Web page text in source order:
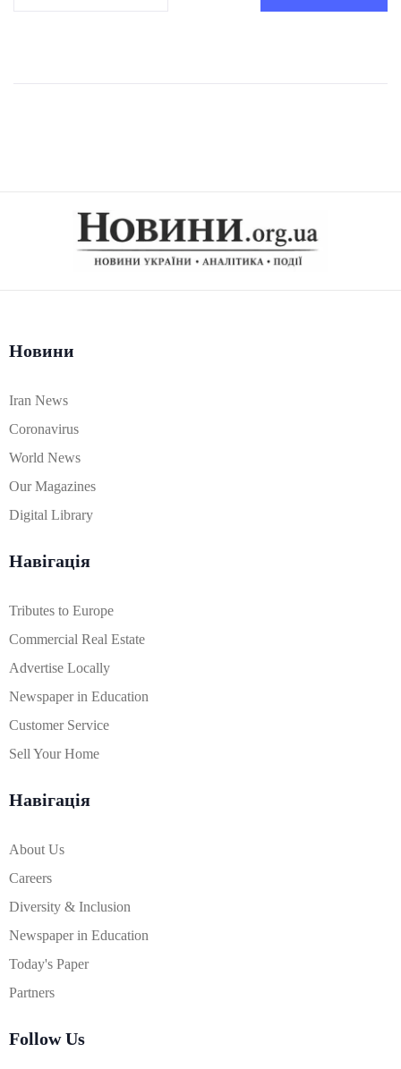
Новини
Iran News
Coronavirus
World News
Our Magazines
Digital Library
Навігація
Tributes to Europe
Commercial Real Estate
Advertise Locally
Newspaper in Education
Customer Service
Sell Your Home
Навігація
About Us
Careers
Diversity & Inclusion
Newspaper in Education
Today's Paper
Partners
Follow Us